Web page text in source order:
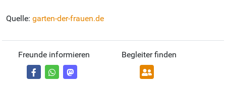
Quelle: garten-der-frauen.de
Freunde informieren Begleiter finden